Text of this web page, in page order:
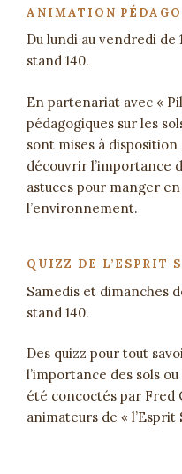
ANIMATION
Du lundi au vendredi de
stand 140.
En partenariat avec «
pédagogiques sur les
sont mises à
découvrir l’importance
astuces pour manger
l’environnement.
QUIZZ DE L’ESPRIT
Samedis et dimanches
stand 140.
Des quizz pour tout
l’importance des sols
été concoctés par Fred
animateurs de « l’Esprit